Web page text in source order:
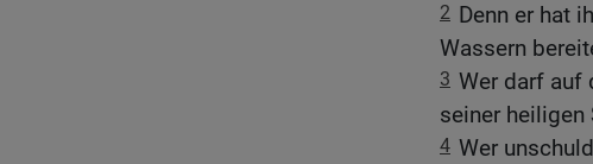
2 Denn er hat
Wassern
3 Wer darf auf
seiner heiligen
4 Wer